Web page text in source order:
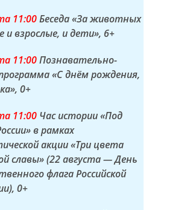
11:00Беседа «За животных
и взрослые, и дети», 6+
11:00Познавательно-
«С днём рождения,
, 0+
11:00 Час истории «Под
в рамках
акции «Три цвета
славы» (22 августа — День
флага Российской
, 0+